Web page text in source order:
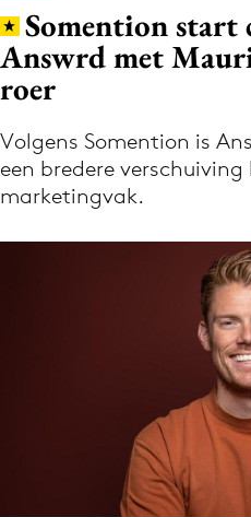
Volg het laatste
12 nov: MarketingLive!
Somention
Answrd met
roer
Volgens Somention is
een bredere
marketingvak.